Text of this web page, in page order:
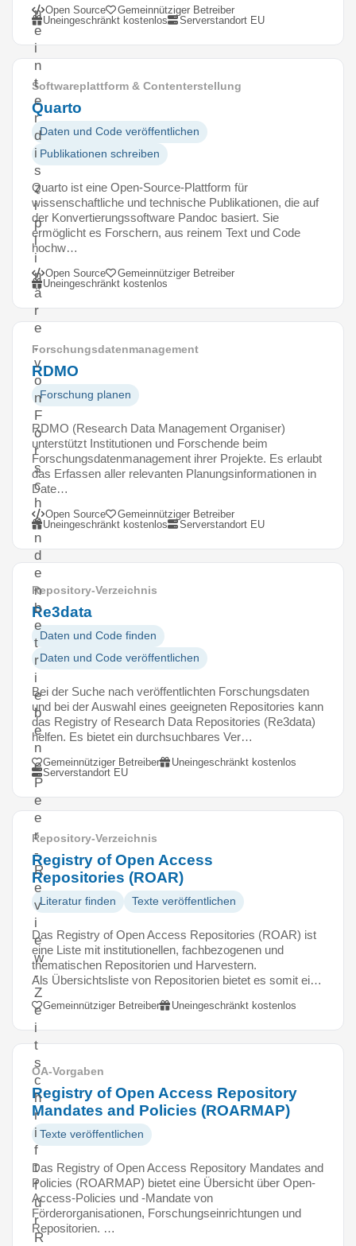
n
e
i
n
t
e
r
d
i
s
z
i
p
l
i
n
ä
r
e
,
v
o
n
F
o
r
s
c
h
e
n
d
e
n
b
e
t
r
i
e
b
e
n
e
P
e
e
r
-
R
e
v
i
e
w
-
Z
e
i
t
s
c
h
r
i
f
t
f
ü
r
R
Open Source
Gemeinnütziger Betreiber
Uneingeschränkt kostenlos
Serverstandort EU
Softwareplattform & Contenterstellung
Quarto
Daten und Code veröffentlichen
Publikationen schreiben
Quarto ist eine Open-Source-Plattform für
wissenschaftliche und technische Publikationen, die auf
der Konvertierungssoftware Pandoc basiert. Sie
ermöglicht es Forschern, aus reinem Text und Code
hochw…
Open Source
Gemeinnütziger Betreiber
Uneingeschränkt kostenlos
Forschungsdatenmanagement
RDMO
Forschung planen
RDMO (Research Data Management Organiser)
unterstützt Institutionen und Forschende beim
Forschungsdatenmanagement ihrer Projekte. Es erlaubt
das Erfassen aller relevanten Planungsinformationen in
Date…
Open Source
Gemeinnütziger Betreiber
Uneingeschränkt kostenlos
Serverstandort EU
Repository-Verzeichnis
Re3data
Daten und Code finden
Daten und Code veröffentlichen
Bei der Suche nach veröffentlichten Forschungsdaten
und bei der Auswahl eines geeigneten Repositories kann
das Registry of Research Data Repositories (Re3data)
helfen. Es bietet ein durchsuchbares Ver…
Gemeinnütziger Betreiber
Uneingeschränkt kostenlos
Serverstandort EU
Repository-Verzeichnis
Registry of Open Access
Repositories (ROAR)
Literatur finden Texte veröffentlichen
Das Registry of Open Access Repositories (ROAR) ist
eine Liste mit institutionellen, fachbezogenen und
thematischen Repositorien und Harvestern.
Als Übersichtsliste von Repositorien bietet es somit ei…
Gemeinnütziger Betreiber Uneingeschränkt kostenlos
OA-Vorgaben
Registry of Open Access Repository
Mandates and Policies (ROARMAP)
Texte veröffentlichen
Das Registry of Open Access Repository Mandates and
Policies (ROARMAP) bietet eine Übersicht über Open-
Access-Policies und -Mandate von
Förderorganisationen, Forschungseinrichtungen und
Repositorien. …